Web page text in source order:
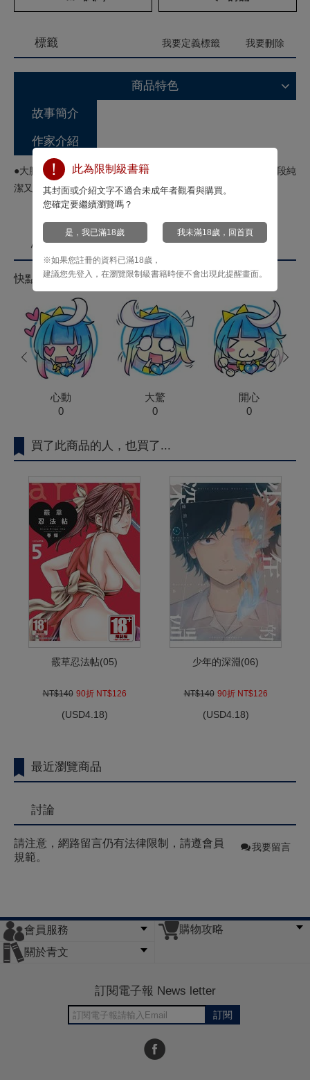
標籤 我要定義標籤 我要刪除
商品特色
故事簡介
作家介紹
●大膽改寫知名獵奇小說而新生的漫畫作品！●校園Ｘ百合，一段純
潔又扭曲的愛戀。
心情投票
快點來按心情投票拿菁點！
心動
0
大驚
0
開心
0
prev next
買了此商品的人，也買了...
霰草忍法帖(05)
NT$140 90折 NT$126
(USD4.18)
少年的深淵(06)
NT$140 90折 NT$126
(USD4.18)
最近瀏覽商品
討論
請注意，網路留言仍有法律限制，請遵會員
規範。
我要留言
此為限制級書籍
其封面或介紹文字不適合未成年者觀看與購買。
您確定要繼續瀏覽嗎？
是，我已滿18歲 我未滿18歲，回首頁
※如果您註冊的資料已滿18歲，
建議您先登入，在瀏覽限制級書籍時便不會出現此提醒畫面。
會員服務
會員辦法
客服信箱
隱私條款
網站導覽
購物攻略
關於青文
訂閱電子報 News letter
訂閱